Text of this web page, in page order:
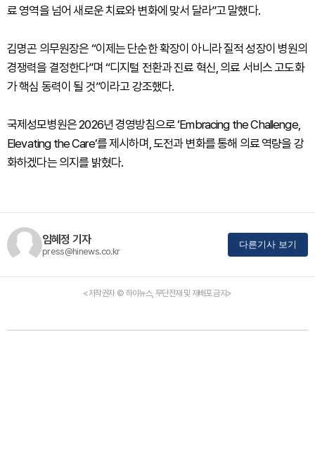
료 영역을 넘어 새로운 치료와 변화에 맞서 달라”고 말했다.
김명곤 의무원장은 “이제는 단순한 확장이 아니라 질적 성장이 병원의
경쟁력을 결정한다”며 “디지털 전환과 진료 혁신, 의료 서비스 고도화
가 핵심 동력이 될 것”이라고 강조했다.
국제성모병원은 2026년 경영방침으로 ‘Embracing the Challenge,
Elevating the Care’를 제시하며, 도전과 변화를 통해 의료 역량을 강
화하겠다는 의지를 밝혔다.
임혜정 기자
press@hinews.co.kr
다른기사 보기
<저작권자 © 하이뉴스, 무단전재 및 재배포 금지>